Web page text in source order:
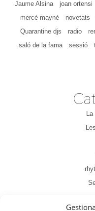
Jaume Alsina
joan ortensi
mercè mayné
novetats
Quarantine djs
radio
saló de la fama
sessió